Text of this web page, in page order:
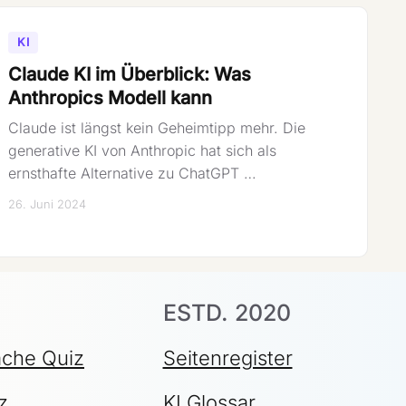
KI
Claude KI im Überblick: Was
Anthropics Modell kann
Claude ist längst kein Geheimtipp mehr. Die
generative KI von Anthropic hat sich als
ernsthafte Alternative zu ChatGPT …
26. Juni 2024
Quiz
ESTD. 2020
Seitenregister